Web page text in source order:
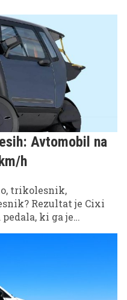
Avtomobil na
h
trikolesnik,
Rezultat je Cixi
ki ga je
javnosti kot